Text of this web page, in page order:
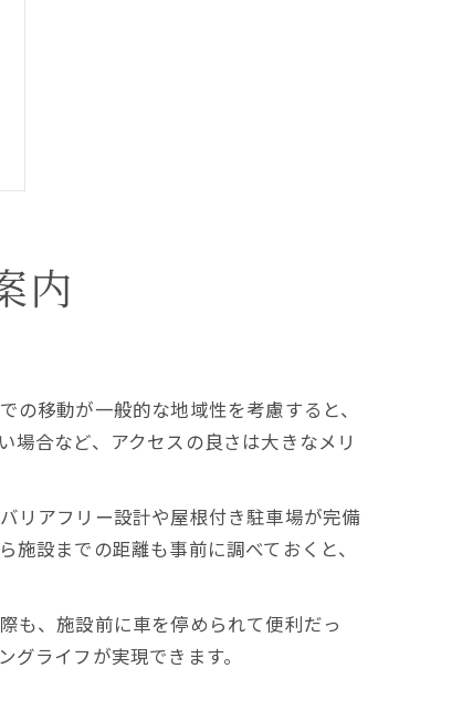
内
移動が一般的な地域性を考慮すると、
合など、アクセスの良さは大きなメリ
リアフリー設計や屋根付き駐車場が完備
設までの距離も事前に調べておくと、
も、施設前に車を停められて便利だっ
ライフが実現できます。